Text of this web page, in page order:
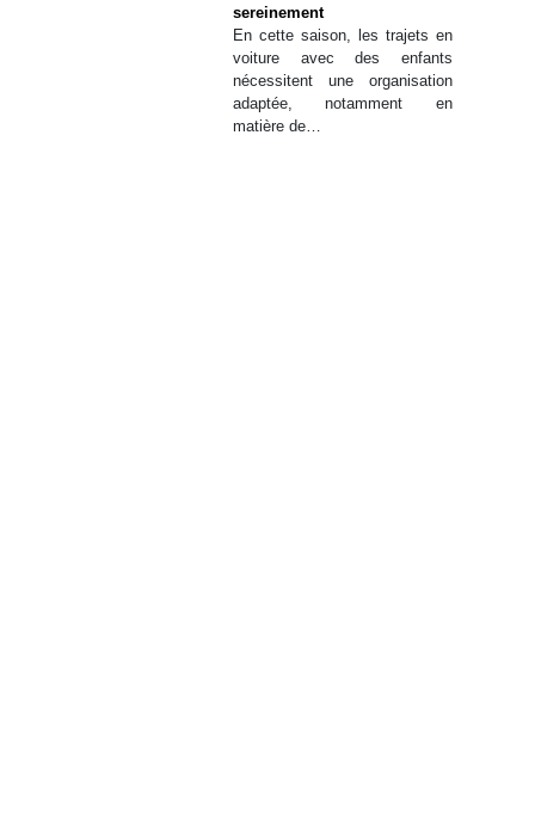
sereinement
En cette saison, les trajets en
voiture avec des enfants
nécessitent une organisation
adaptée, notamment en
matière de…